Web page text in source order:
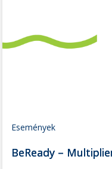
Események
BeReady –